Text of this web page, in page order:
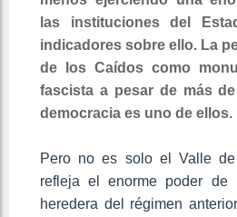
las instituciones del
indicadores sobre ello. La
de los Caídos como
fascista a pesar de más
democracia es uno de ellos.
Pero no es solo el Valle
refleja el enorme poder de
heredera del régimen